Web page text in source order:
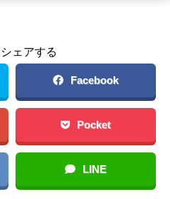
ェアする
Facebook
Pocket
LINE